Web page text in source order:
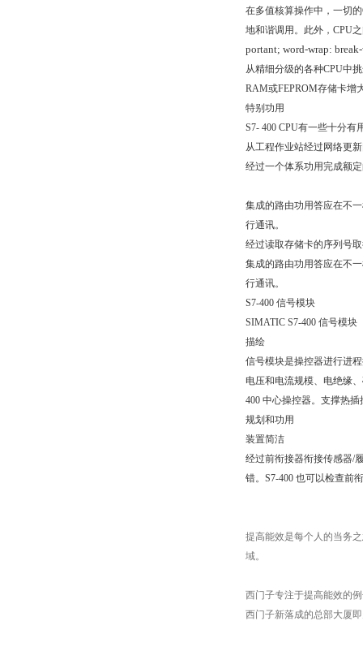
在多值核算操作中，一切
地和谐调用。此外，CPU
portant; word-wrap:
从精细分级的各种CPU中
RAM或FEPROM存储卡增
特别功用
S7- 400 CPU有一些十分有
从工程作业站经过网络更
经过一个体系功用完成额
集成的路由功用答应在不
行通讯。
经过读取存储卡的序列号
集成的路由功用答应在不
行通讯。
S7-400 信号模块
SIMATIC S7-400 信号模块
描绘
信号模块是操控器进行进
电压和电流规模、电绝缘
400 中心操控器。支撑热
规划和功用
装置简洁
经过前衔接器衔接传感器/
错。S7-400 也可以检查前
提高能效是每个人的当务
域。
西门子专注于提高能效的
西门子新落成的总部大厦